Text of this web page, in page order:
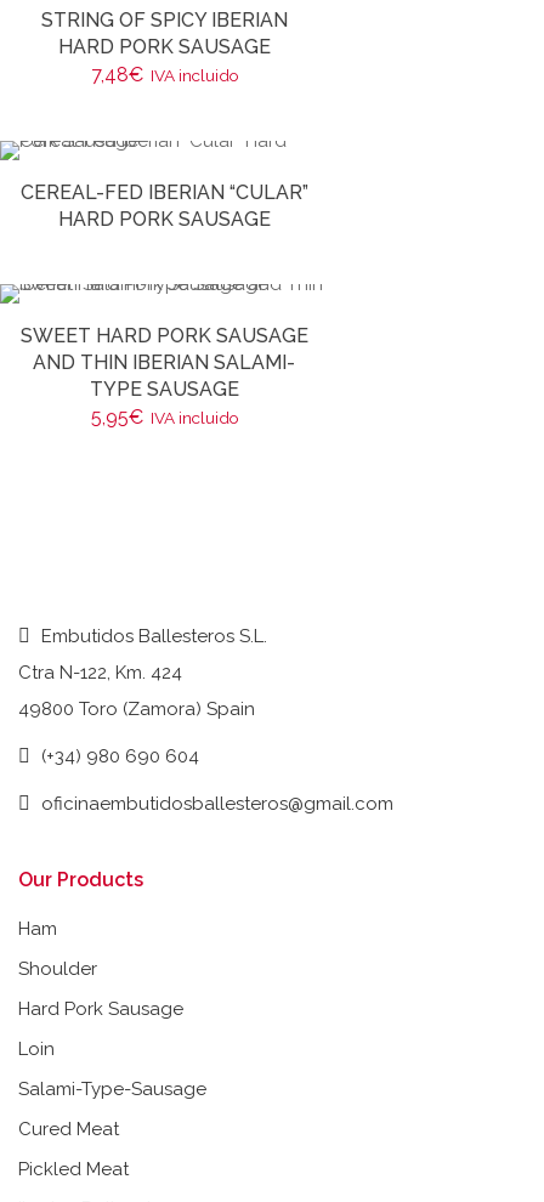
STRING OF SPICY IBERIAN
HARD PORK SAUSAGE
7,48€ IVA incluido
CEREAL-FED IBERIAN “CULAR”
HARD PORK SAUSAGE
SWEET HARD PORK SAUSAGE
AND THIN IBERIAN SALAMI-
TYPE SAUSAGE
5,95€ IVA incluido
Embutidos Ballesteros S.L.
Ctra N-122, Km. 424
49800 Toro (Zamora) Spain
(+34) 980 690 604
oficinaembutidosballesteros@gmail.com
Our Products
Ham
Shoulder
Hard Pork Sausage
Loin
Salami-Type-Sausage
Cured Meat
Pickled Meat